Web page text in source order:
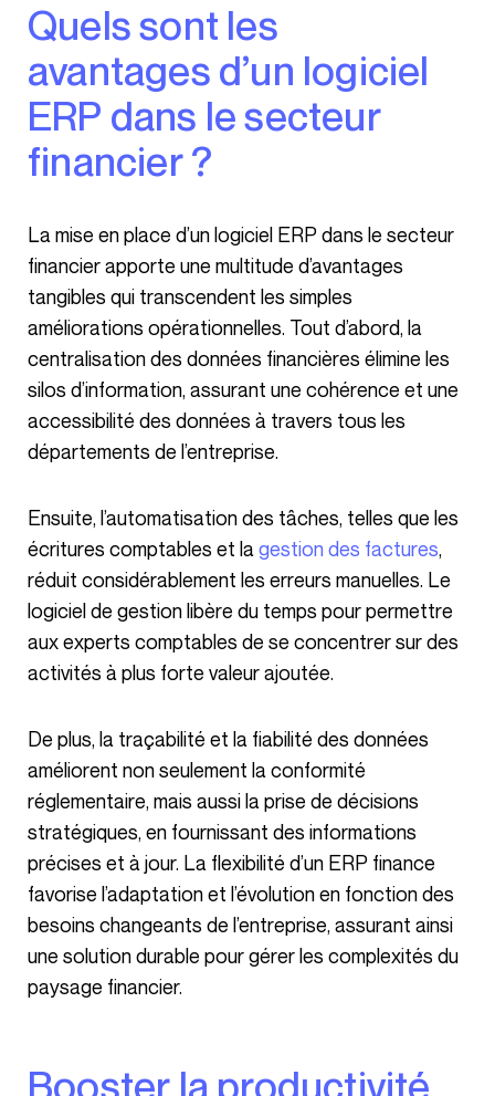
Quels sont les
avantages d’un logiciel
ERP dans le secteur
financier ?
La mise en place d’un logiciel ERP dans le secteur
financier apporte une multitude d’avantages
tangibles qui transcendent les simples
améliorations opérationnelles. Tout d’abord, la
centralisation des données financières élimine les
silos d’information, assurant une cohérence et une
accessibilité des données à travers tous les
départements de l’entreprise.
Ensuite, l’automatisation des tâches, telles que les
écritures comptables et lagestion des factures,
réduit considérablement les erreurs manuelles. Le
logiciel de gestion libère du temps pour permettre
aux experts comptables de se concentrer sur des
activités à plus forte valeur ajoutée.
De plus, la traçabilité et la fiabilité des données
améliorent non seulement la conformité
réglementaire, mais aussi la prise de décisions
stratégiques, en fournissant des informations
précises et à jour. La flexibilité d’un ERP finance
favorise l’adaptation et l’évolution en fonction des
besoins changeants de l’entreprise, assurant ainsi
une solution durable pour gérer les complexités du
paysage financier.
Booster la productivité